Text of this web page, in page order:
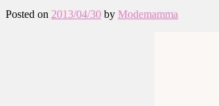
Posted on 2013/04/30 by Modemamma